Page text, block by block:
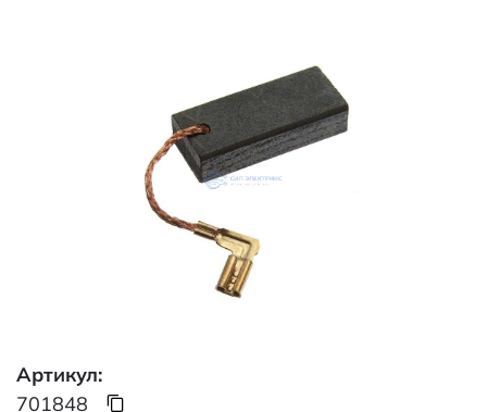
Артикул:
701848